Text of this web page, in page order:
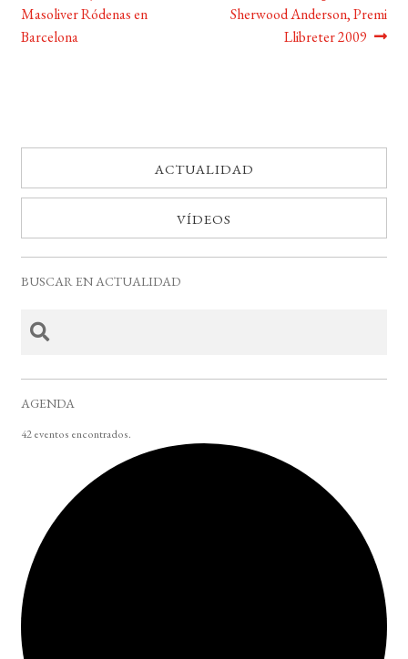
de
Masoliver Ródenas en
Barcelona
Sherwood Anderson, Premi
Llibreter 2009
ACTUALIDAD
VÍDEOS
BUSCAR EN ACTUALIDAD
AGENDA
42 eventos encontrados.